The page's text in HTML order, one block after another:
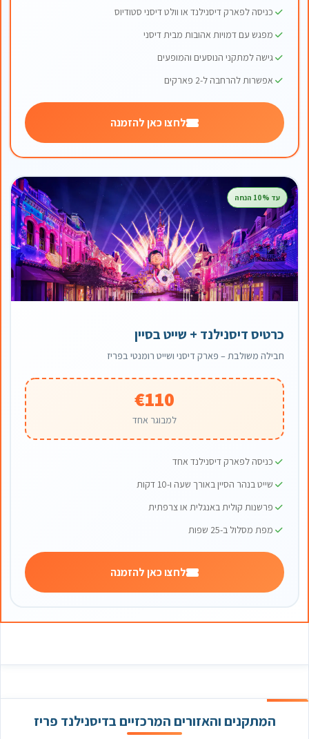
כניסה לפארק דיסנילנד או וולט דיסני סטודיוס
מפגש עם דמויות אהובות מבית דיסני
גישה למתקני הנוסעים והמופעים
אפשרות להרחבה ל-2 פארקים
לחצו כאן להזמנה
עד 10% הנחה
כרטיס דיסנילנד + שייט בסיין
חבילה משולבת – פארק דיסני ושייט רומנטי בפריז
€110
למבוגר אחד
כניסה לפארק דיסנילנד אחד
שייט בנהר הסיין באורך שעה ו-10 דקות
פרשנות קולית באנגלית או צרפתית
מפת מסלול ב-25 שפות
לחצו כאן להזמנה
המתקנים והאזורים המרכזיים בדיסנילנד פריז